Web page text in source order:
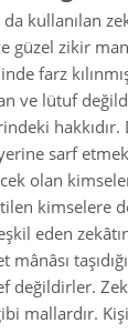
da kullanılan
güzel zikir
farz
ve lütuf
hakkıdır.
sarf
olan
kimselere
eden
mânâsı
değildirler.
mallardır.